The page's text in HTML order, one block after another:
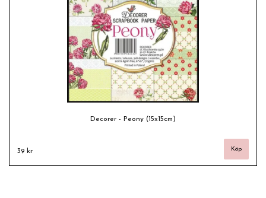
Decorer - Peony (15x15cm)
39 kr